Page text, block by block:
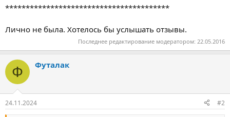
****************************************
Лично не была. Хотелось бы услышать отзывы.
Последнее редактирование модератором: 22.05.2016
Ф Футалак
24.11.2024 #2